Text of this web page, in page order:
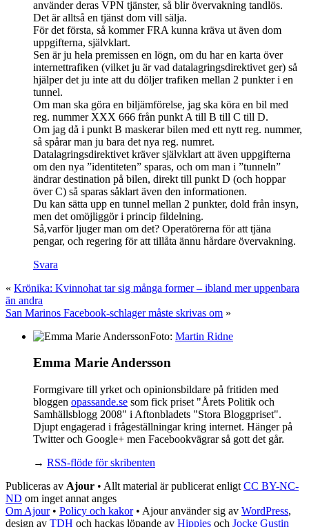
använder deras VPN tjänster, så blir övervakning tandlös.
Det är alltså en tjänst dom vill sälja.
För det första, så kommer FRA kunna kräva ut även dom
uppgifterna, självklart.
Sen är ju hela premissen en lögn, om du har en karta över
internettrafiken (vilket ju är vad datalagringsdirektivet ger) så
hjälper det ju inte att du döljer trafiken mellan 2 punkter i en
tunnel.
Om man ska göra en biljämförelse, jag ska köra en bil med
reg. nummer XXX 666 från punkt A till B till C till D.
Om jag då i punkt B maskerar bilen med ett nytt reg. nummer,
så spårar man ju bara det nya reg. numret.
Datalagringsdirektivet kräver självklart att även uppgifterna
om den nya ”identiteten” sparas, och om man i ”tunneln”
ändrar destination på bilen, direkt till punkt D (och hoppar
över C) så sparas såklart även den informationen.
Du kan sätta upp en tunnel mellan 2 punkter, dold från insyn,
men det omöjliggör i princip fildelning.
Så,varför ljuger man om det? Operatörerna för att tjäna
pengar, och regering för att tillåta ännu hårdare övervakning.
Svara
« Krönika: Kvinnohat tar sig många former – ibland mer uppenbara
än andra
San Marinos Facebook-schlager måste skrivas om »
Foto: Martin Ridne
Emma Marie Andersson
Formgivare till yrket och opinionsbildare på fritiden med
bloggen opassande.se som fick priset "Årets Politik och
Samhällsblogg 2008" i Aftonbladets "Stora Bloggpriset".
Djupt engagerad i frågeställningar kring internet. Hänger på
Twitter och Google+ men Facebookvägrar så gott det går.
→ RSS-flöde för skribenten
Publiceras av Ajour • Allt material är publicerat enligt CC BY-NC-
ND om inget annat anges
Om Ajour• Policy och kakor• Ajour använder sig av WordPress,
design av TDH och hackas löpande av Hippies och Jocke Gustin